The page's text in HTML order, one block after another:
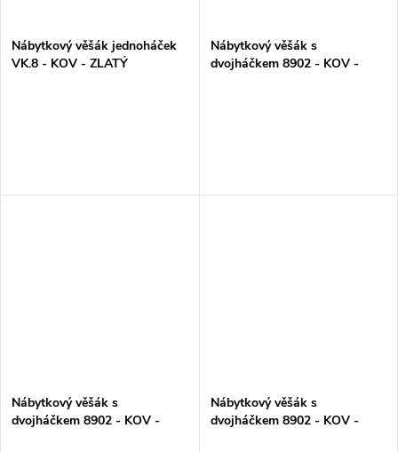
Nábytkový věšák jednoháček
VK.8 - KOV - ZLATÝ
Nábytkový věšák s
dvojháčkem 8902 - KOV -
Nábytkový věšák s
dvojháčkem 8902 - KOV -
Nábytkový věšák s
dvojháčkem 8902 - KOV -